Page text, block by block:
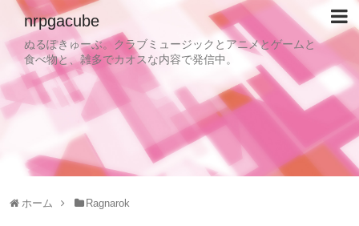
nrpgacube
ぬるぽきゅーぶ。クラブミュージックとアニメとゲームと
食べ物と、雑多でカオスな内容で発信中。
ホーム Ragnarok